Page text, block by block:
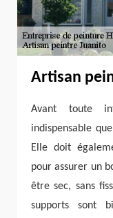
Artisan
Avant toute
indispensable
Elle doit
pour assurer un
être sec, sans
supports sont